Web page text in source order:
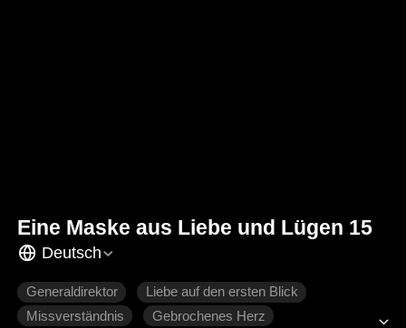
Eine Maske aus Liebe und Lügen 15
Deutsch
Generaldirektor
Liebe auf den ersten Blick
Missverständnis
Gebrochenes Herz